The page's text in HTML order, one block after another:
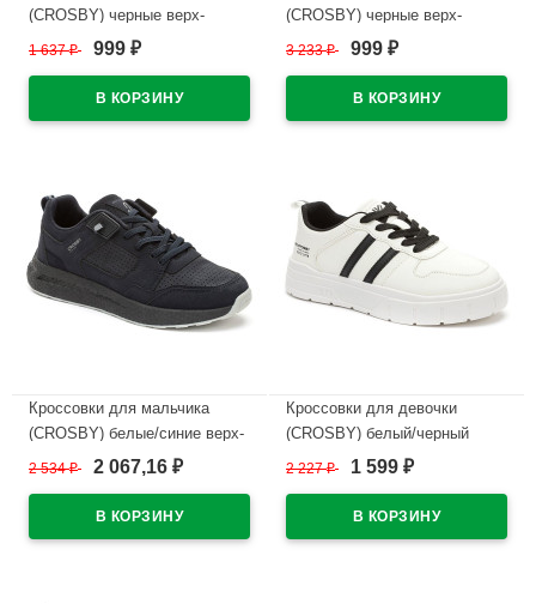
(CROSBY) черные верх-
искусственный нубук
размерный ряд 34-
38арт.248002/03-04
1 637₽ 999 ₽
(CROSBY) черные верх-
искусственная кожа
248298/02-01
3 233₽ 999 ₽
Кроссовки для мальчика
(CROSBY) белые/синие верх-
искусственная кожа+сетка
38-41 арт.248045/03-02
2 534₽ 2 067,16 ₽
Кроссовки для девочки
(CROSBY) белый/черный
верх-искусственная кожа/
арт.248039/04-01
2 227₽ 1 599 ₽